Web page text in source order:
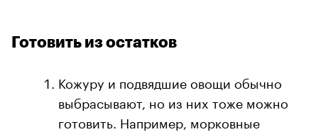
Готовить из остатков
Кожуру и подвядшие овощи обычно
выбрасывают, но из них тоже можно
готовить. Например, морковные